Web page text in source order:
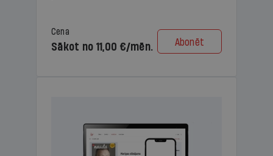
Cena
Sākot no 11,00 €/mēn. Abonēt